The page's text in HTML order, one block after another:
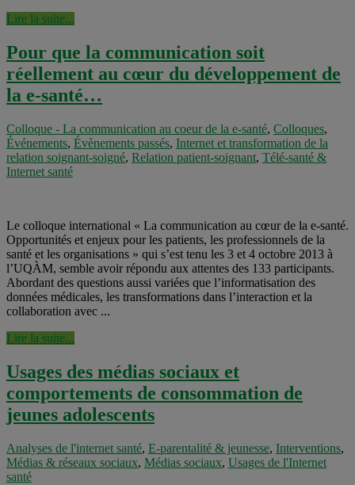
Lire la suite...
Pour que la communication soit
réellement au cœur du développement de
la e-santé…
Colloque - La communication au coeur de la e-santé, Colloques,
Événements, Évènements passés, Internet et transformation de la
relation soignant-soigné, Relation patient-soignant, Télé-santé &
Internet santé
Le colloque international « La communication au cœur de la e-santé.
Opportunités et enjeux pour les patients, les professionnels de la
santé et les organisations » qui s’est tenu les 3 et 4 octobre 2013 à
l’UQÀM, semble avoir répondu aux attentes des 133 participants.
Abordant des questions aussi variées que l’informatisation des
données médicales, les transformations dans l’interaction et la
collaboration avec ...
Lire la suite...
Usages des médias sociaux et
comportements de consommation de
jeunes adolescents
Analyses de l'internet santé, E-parentalité & jeunesse, Interventions,
Médias & réseaux sociaux, Médias sociaux, Usages de l'Internet
santé